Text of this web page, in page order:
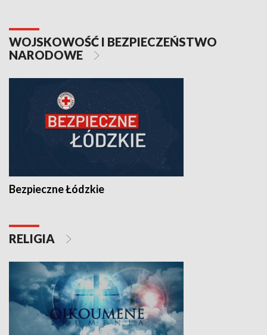
WOJSKOWOŚĆ I BEZPIECZEŃSTWO
NARODOWE
Bezpieczne Łódzkie
RELIGIA